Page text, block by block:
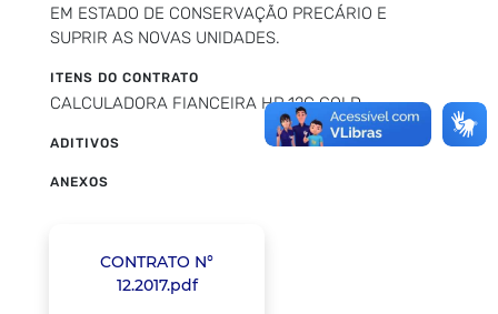
EM ESTADO DE CONSERVAÇÃO PRECÁRIO E
SUPRIR AS NOVAS UNIDADES.
ITENS DO CONTRATO
CALCULADORA FIANCEIRA HP 12C GOLD
ADITIVOS
ANEXOS
CONTRATO N°
12.2017.pdf